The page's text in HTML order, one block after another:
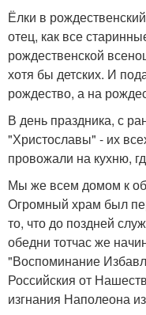
Ёлки в
отец, как все
рождественской
хотя бы детских. И
рождество, а на
В день праздника, с
"Христославы" - их
провожали на кухню,
Мы же всем домом к
Огромный храм был
то, что до поздней
обедни тотчас же
"Воспоминание
Российския от
изгнания Наполеона